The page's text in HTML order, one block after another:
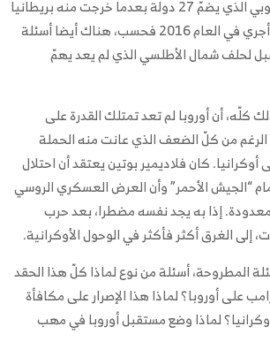
بمستقبل الإتحاد الأوروبي الذي يضمّ 27 دولة بعدما خرجت منه بريطانيا
نتيجة استفتاء شعبي أجري في العام 2016 فحسب، هناك أيضا أسئلة
لحلف شمال الأطلسي الذي لم يعد يهمّ
أن أوروبا لم تعد تمتلك القدرة على
من كلّ الضعف الذي عانت منه الحملة
كان فلاديمير بوتين يعتقد أن احتلال
“الجيش الأحمر” وأن العرض العسكري الروسي
إذا به يجد نفسه مضطرا، بعد حرب
إلى الغرق أكثر فأكثر في الوحول الأوكرانية.
المطروحة، أسئلة من نوع لماذا كلّ هذا الحقد
على أوروبا؟ لماذا هذا الإصرار على مكافأة
لماذا وضع مستقبل أوروبا في مهب